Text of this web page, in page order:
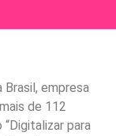
Brasil, empresa
de 112
para